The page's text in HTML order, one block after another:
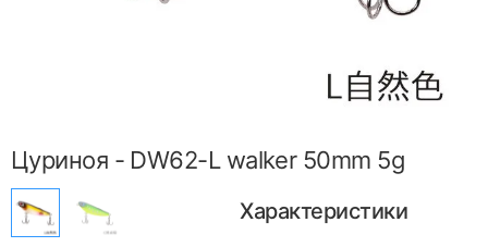
Цуриноя - DW62-L walker 50mm 5g
Характеристики